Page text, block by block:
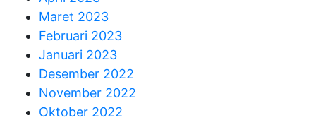
Maret 2023
Februari 2023
Januari 2023
Desember 2022
November 2022
Oktober 2022